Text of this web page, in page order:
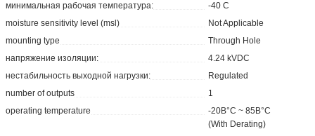
минимальная рабочая температура:
-40 C
moisture sensitivity level (msl)
Not Applicable
mounting type
Through Hole
напряжение изоляции:
4.24 kVDC
нестабильность выходной нагрузки:
Regulated
number of outputs
1
operating temperature
-20В°C ~ 85В°C
(With Derating)